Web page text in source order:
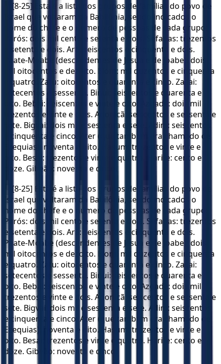
[8-25] Esta é a lista dos grupos de famílias do povo de
Israel que voltaram da Babilônia, sendo indicados o
nome do chefe e o número de pessoas de cada grupo:
Parós: dois mil cento e setenta e dois. Sefatias: trezentos
e setenta e dois. Ará: seiscentos e cinquenta e dois.
Paate-Moabe (descendentes de Jesua e de Joabe): dois
mil oitocentos e dezoito. Elom: mil duzentos e cinquenta
e quatro. Zatu: oitocentos e quarenta e cinco. Zacai:
setecentos e sessenta. Binui: seiscentos e quarenta e
oito. Bebai: seiscentos e vinte e oito. Azgade: dois mil
trezentos e vinte e dois. Adonicã: seiscentos e sessenta e
sete. Bigvai: dois mil e sessenta e sete. Adim: seiscentos
e cinquenta e cinco. Ater (que também era chamado de
Ezequias): noventa e oito. Hasum: trezentos e vinte e
oito. Besai: trezentos e vinte e quatro. Harife: cento e
doze. Gibeão: noventa e cinco.
[8-25] Esta é a lista dos grupos de famílias do povo de
Israel que voltaram da Babilônia, sendo indicados o
nome do chefe e o número de pessoas de cada grupo:
Parós: dois mil cento e setenta e dois. Sefatias: trezentos
e setenta e dois. Ará: seiscentos e cinquenta e dois.
Paate-Moabe (descendentes de Jesua e de Joabe): dois
mil oitocentos e dezoito. Elom: mil duzentos e cinquenta
e quatro. Zatu: oitocentos e quarenta e cinco. Zacai:
setecentos e sessenta. Binui: seiscentos e quarenta e
oito. Bebai: seiscentos e vinte e oito. Azgade: dois mil
trezentos e vinte e dois. Adonicã: seiscentos e sessenta e
sete. Bigvai: dois mil e sessenta e sete. Adim: seiscentos
e cinquenta e cinco. Ater (que também era chamado de
Ezequias): noventa e oito. Hasum: trezentos e vinte e
oito. Besai: trezentos e vinte e quatro. Harife: cento e
doze. Gibeão: noventa e cinco.